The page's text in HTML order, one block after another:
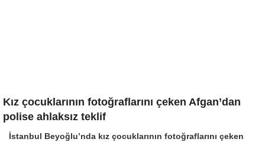
Kız çocuklarının fotoğraflarını çeken Afgan’dan
polise ahlaksız teklif
İstanbul Beyoğlu’nda kız çocuklarının fotoğraflarını çeken